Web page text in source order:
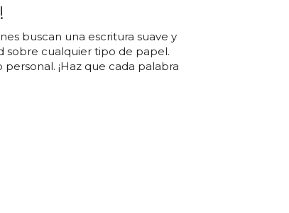
buscan una escritura suave y
sobre cualquier tipo de papel.
¡Haz que cada palabra